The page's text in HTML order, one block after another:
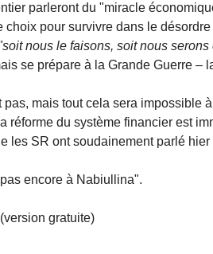
parleront du "miracle
choix pour survivre dans le
nous le faisons, soit nous serons
se prépare à la Grande Guerre –
pas, mais tout cela sera
réforme du système financier est
les SR ont soudainement parlé
encore à Nabiullina".
gratuite)